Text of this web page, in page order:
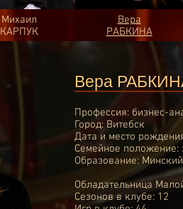
Михаил
КАРПУК
Вера
РАБКИНА
Вера
Профессия: бизнес-
Город: Витебск
Дата и место
Семейное положение:
Образование:
Обладательница
Сезонов в клубе: 12